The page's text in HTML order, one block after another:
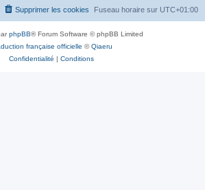
e
Fuseau horaire sur UTC+01:00
Supprimer les cookies
phpBB® Forum Software © phpBB Limited
française officielle ©Qiaeru
Confidentialité | Conditions